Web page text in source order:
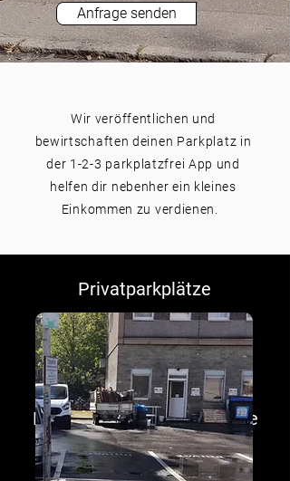
Anfrage senden
Wir veröffentlichen und
bewirtschaften deinen Parkplatz in
der 1-2-3 parkplatzfrei App und
helfen dir nebenher ein kleines
Einkommen zu verdienen.
Privatparkplätze
Dein Partner für alle Parkplätze